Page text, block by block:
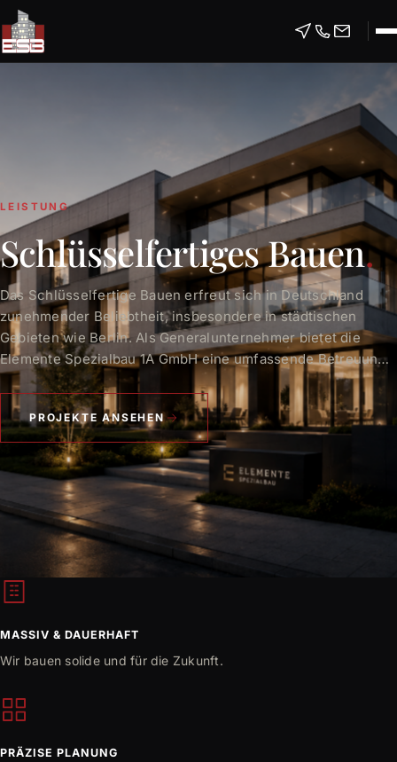
LEISTUNG
Schlüsselfertiges Bauen.
Das Schlüsselfertige Bauen erfreut sich in Deutschland
zunehmender Beliebtheit, insbesondere in städtischen
Gebieten wie Berlin. Als Generalunternehmer bietet die
Elemente Spezialbau 1A GmbH eine umfassende Betreuung
Ihres Bauvorhabens – von der Planung über den Bau bis zur
Übergabe des fertigen…
PROJEKTE ANSEHEN
MASSIV & DAUERHAFT
Wir bauen solide und für die Zukunft.
PRÄZISE PLANUNG